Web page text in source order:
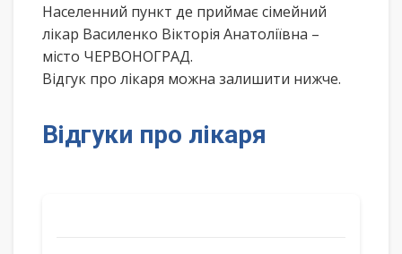
Населенний пункт де приймає сімейний
лікар Василенко Вікторія Анатоліївна –
місто ЧЕРВОНОГРАД.
Відгук про лікаря можна залишити нижче.
Відгуки про лікаря